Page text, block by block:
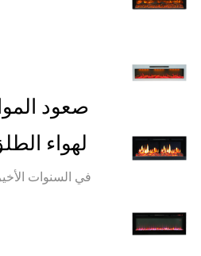
صعود
الهواء
في السنوات